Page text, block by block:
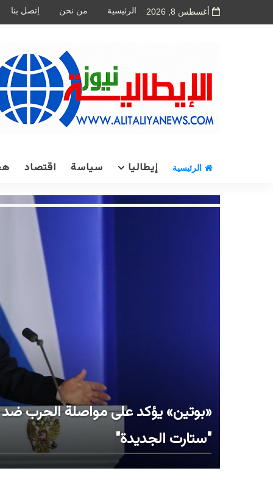
أغسطس 8, 2026 الرئيسية من نحن اِتصل بنا
الرئيسية إيطاليا سياسة اقتصاد
«بوتين» يؤكد على مواصلة الحرب
"ستارت الجديدة"